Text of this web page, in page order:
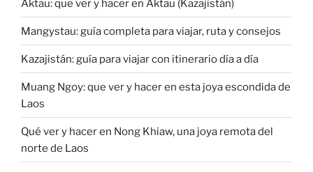
Aktau: que ver y hacer en Aktau (Kazajistán)
Mangystau: guía completa para viajar, ruta y consejos
Kazajistán: guía para viajar con itinerario día a día
Muang Ngoy: que ver y hacer en esta joya escondida de
Laos
Qué ver y hacer en Nong Khiaw, una joya remota del
norte de Laos